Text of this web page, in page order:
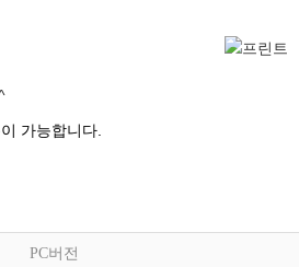
가능합니다.
PC버전